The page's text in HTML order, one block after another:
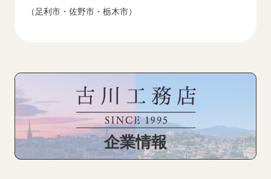
（足利市・佐野市・栃木市）
企業情報